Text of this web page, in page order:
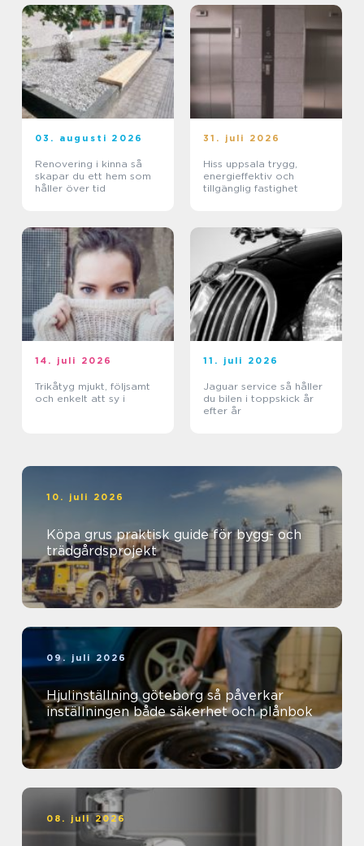
03. augusti 2026
Renovering i kinna så
skapar du ett hem som
håller över tid
31. juli 2026
Hiss uppsala trygg,
energieffektiv och
tillgänglig fastighet
14. juli 2026
Trikåtyg mjukt, följsamt
och enkelt att sy i
11. juli 2026
Jaguar service så håller
du bilen i toppskick år
efter år
10. juli 2026
Köpa grus praktisk guide för bygg- och
trädgårdsprojekt
09. juli 2026
Hjulinställning göteborg så påverkar
inställningen både säkerhet och plånbok
08. juli 2026